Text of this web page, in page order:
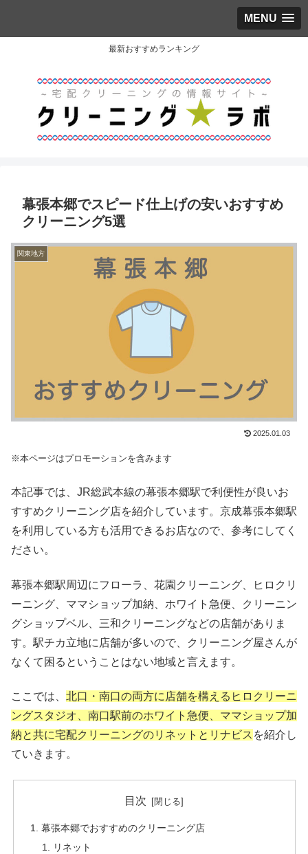
MENU
最新おすすめランキング
幕張本郷でスピード仕上げの安いおすすめ
クリーニング5選
関東地方
2025.01.03
※本ページはプロモーションを含みます
本記事では、JR総武本線の幕張本郷駅で利便性が良いお
すすめクリーニング店を紹介しています。京成幕張本郷駅
を利用している方も活用できるお店なので、参考にしてく
ださい。
幕張本郷駅周辺にフローラ、花園クリーニング、ヒロクリ
ーニング、ママショップ加納、ホワイト急便、クリーニン
グショップベル、三和クリーニングなどの店舗がありま
す。駅チカ立地に店舗が多いので、クリーニング屋さんが
なくて困るということはない地域と言えます。
ここでは、 北口・南口の両方に店舗を構えるヒロクリーニ
ングスタジオ、南口駅前のホワイト急便、ママショップ加
納と共に宅配クリーニングのリネットとリナビス を紹介し
ていきます。
目次
幕張本郷でおすすめのクリーニング店
リネット